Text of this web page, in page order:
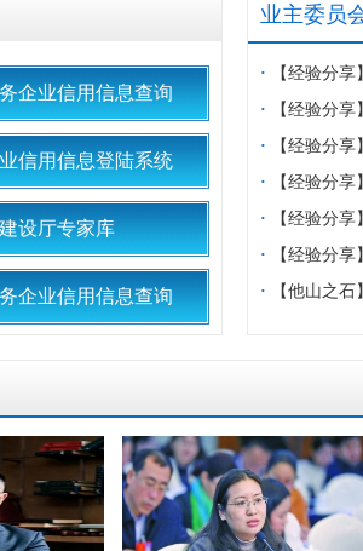
企业信用信息查询
信用信息登陆系统
设厅专家库
企业信用信息查询
业主委员
·
【经验分
物业共筑安
·
【经验分
迎新春佳节
·
【经验分
一.龙兴集”
D区开展消防
·
【经验分
心党支部开
生”党建共建
·
【经验分
入参与式预
·
【经验分
“微网实格”
·
【他山之